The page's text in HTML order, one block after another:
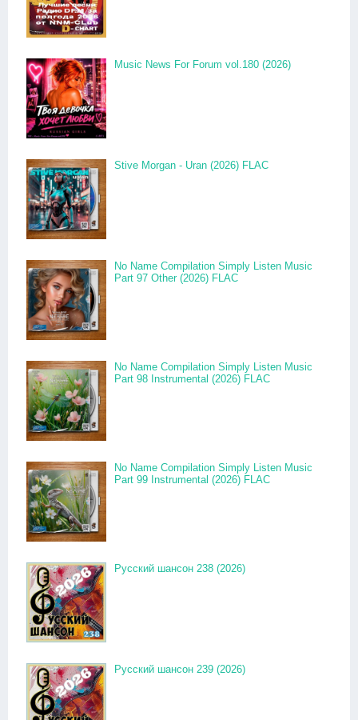
Music News For Forum vol.180 (2026)
Stive Morgan - Uran (2026) FLAC
No Name Compilation Simply Listen Music
Part 97 Other (2026) FLAC
No Name Compilation Simply Listen Music
Part 98 Instrumental (2026) FLAC
No Name Compilation Simply Listen Music
Part 99 Instrumental (2026) FLAC
Русский шансон 238 (2026)
Русский шансон 239 (2026)